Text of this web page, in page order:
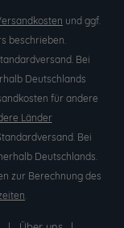
und ggf.
beschrieben.
Bei
Deutschlands
für andere
Länder
Bei
Deutschlands.
zur Berechnung des